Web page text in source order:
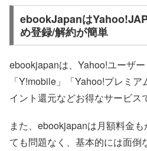
ebookJapanは
め登録/解約が簡単
ebookjapanは、Yahoo!ユーザー
「Y!mobile」「Yahoo!プレミ
イント還元などお得なサービス
また、ebookjapanは月額料金
ても問題なく、基本的には面倒